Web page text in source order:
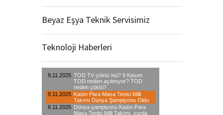
Beyaz Eşya Teknik Servisimiz
Teknoloji Haberleri